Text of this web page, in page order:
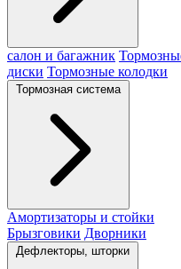
салон и багажник
диски Тормозные колодки
Тормозная система
Амортизаторы и стойки
Брызговики Дворники
Дефлекторы, шторки